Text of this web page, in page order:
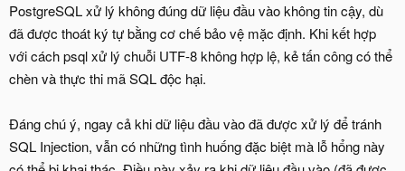
PostgreSQL xử lý không đúng dữ liệu đầu vào không tin cậy, dù
đã được thoát ký tự bằng cơ chế bảo vệ mặc định. Khi kết hợp
với cách psql xử lý chuỗi UTF-8 không hợp lệ, kẻ tấn công có thể
chèn và thực thi mã SQL độc hại.
Đáng chú ý, ngay cả khi dữ liệu đầu vào đã được xử lý để tránh
SQL Injection, vẫn có những tình huống đặc biệt mà lỗ hổng này